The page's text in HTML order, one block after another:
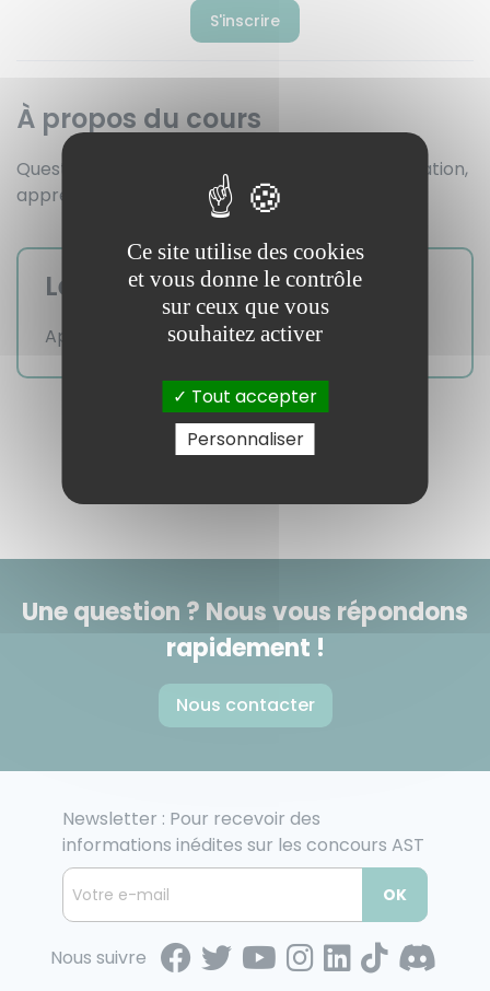
S'inscrire
À propos du cours
Question incontournable en entretien de motivation,
apprenez à mettre en valeur vos échecs !
Les automatismes acquis
Apprenez à sublimer vos échecs !
> Les autres vidéos du chapitre <
Une question ? Nous vous répondons
rapidement !
Nous contacter
Newsletter : Pour recevoir des
informations inédites sur les concours AST
OK
Nous suivre
Ce site utilise des cookies
et vous donne le contrôle
sur ceux que vous
souhaitez activer
Tout accepter
Personnaliser